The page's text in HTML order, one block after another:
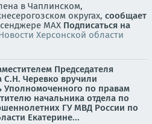
в Чаплинском,
округах, сообщает
MAX Подписаться на
Херсонской области
Председателя
С.Н. Черевко вручили
Уполномоченного по правам
начальника отдела по
ГУ МВД России по
Екатерине...